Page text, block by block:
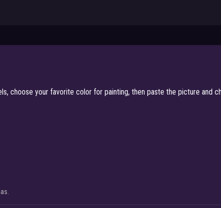
choose your favorite color for painting, then paste the picture and